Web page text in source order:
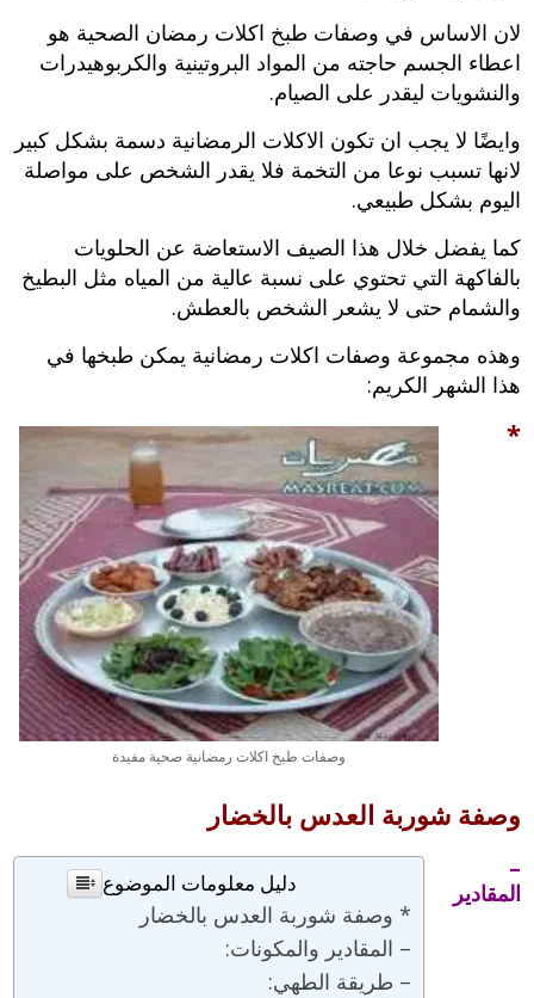
لان الاساس في وصفات طبخ اكلات رمضان الصحية هو
اعطاء الجسم حاجته من المواد البروتينية والكربوهيدرات
والنشويات ليقدر على الصيام.
وايضًا لا يجب ان تكون الاكلات الرمضانية دسمة بشكل كبير
لانها تسبب نوعا من التخمة فلا يقدر الشخص على مواصلة
اليوم بشكل طبيعي.
كما يفضل خلال هذا الصيف الاستعاضة عن الحلويات
بالفاكهة التي تحتوي على نسبة عالية من المياه مثل البطيخ
والشمام حتى لا يشعر الشخص بالعطش.
وهذه مجموعة وصفات اكلات رمضانية يمكن طبخها في
هذا الشهر الكريم:
وصفات طبخ اكلات رمضانية صحية مفيدة
*
وصفة شوربة العدس بالخضار
دليل معلومات الموضوع
* وصفة شوربة العدس بالخضار
– المقادير والمكونات:
– طريقة الطهي:
–
المقادير